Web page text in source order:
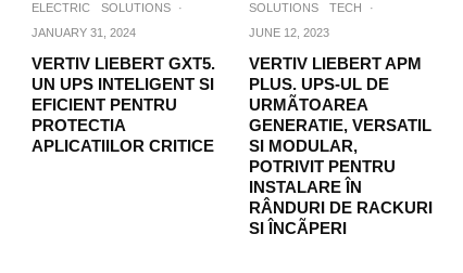
ELECTRIC SOLUTIONS
·
JANUARY 31, 2024
VERTIV LIEBERT GXT5.
UN UPS INTELIGENT SI
EFICIENT PENTRU
PROTECTIA
APLICATIILOR CRITICE
SOLUTIONS TECH
·
JUNE 12, 2023
VERTIV LIEBERT APM
PLUS. UPS-UL DE
URMÃTOAREA
GENERATIE, VERSATIL
SI MODULAR,
POTRIVIT PENTRU
INSTALARE ÎN
RÂNDURI DE RACKURI
SI ÎNCÃPERI